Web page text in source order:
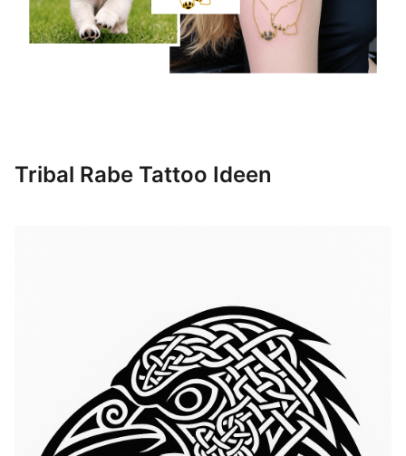
Tribal Rabe Tattoo Ideen